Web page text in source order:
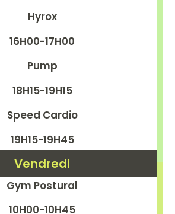
Hyrox
16H00-17H00
Pump
18H15-19H15
Speed Cardio
19H15-19H45
Vendredi
Gym Postural
10H00-10H45